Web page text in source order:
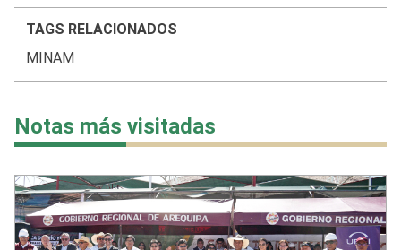
TAGS RELACIONADOS
MINAM
Notas más visitadas